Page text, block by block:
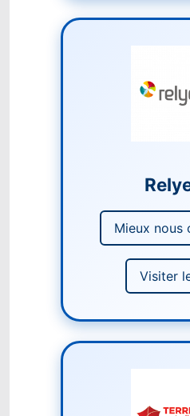
Mieux nous
Visiter